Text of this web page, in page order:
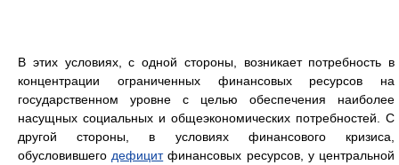
В этих условиях, с одной стороны, возникает потребность в
концентрации ограниченных финансовых ресурсов на
государственном уровне с целью обеспечения наиболее
насущных социальных и общеэкономических потребностей. С
другой стороны, в условиях финансового кризиса,
обусловившего дефицитфинансовых ресурсов, у центральной